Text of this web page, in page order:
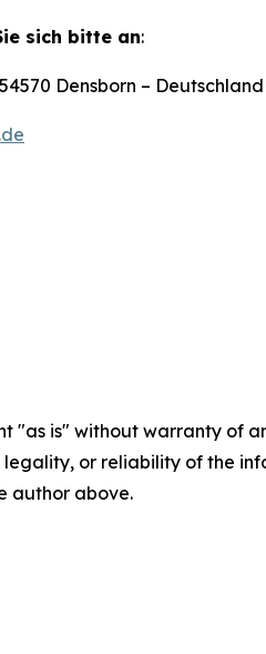
sich bitte an:
Densborn – Deutschland
"as is" without warranty
legality, or reliability of the
author above.